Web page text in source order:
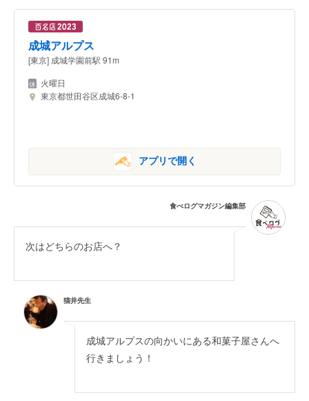
成城アルプス
[東京] 成城学園前駅 91m
火曜日
東京都世田谷区成城6-8-1
アプリで開く
食べログマガジン編集部
次はどちらのお店へ？
猫井先生
成城アルプスの向かいにある和菓子屋さんへ
行きましょう！